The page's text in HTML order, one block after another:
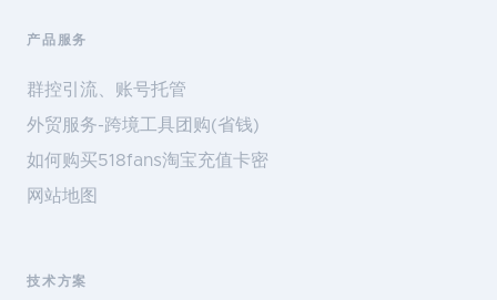
产品服务
群控引流、账号托管
外贸服务-跨境工具团购(省钱)
如何购买518fans淘宝充值卡密
网站地图
技术方案